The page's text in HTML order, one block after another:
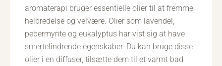
aromaterapi bruger essentielle olier til at fremme
helbredelse og velvære. Olier som lavendel,
pebermynte og eukalyptus har vist sig at have
smertelindrende egenskaber. Du kan bruge disse
olier i en diffuser, tilsætte dem til et varmt bad